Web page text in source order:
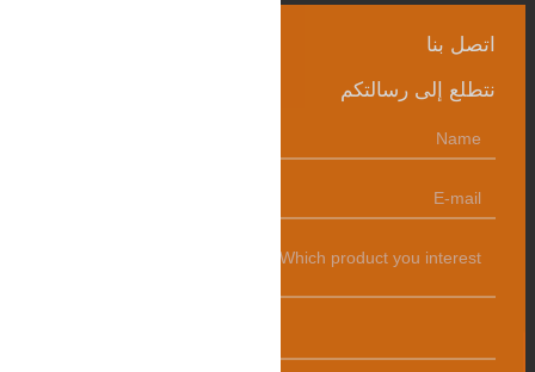
اتصل بنا
نتطلع إلى رسالتكم